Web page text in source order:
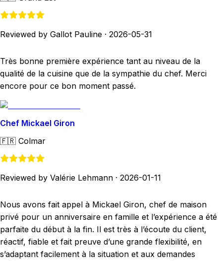
Reviewed by Gallot Pauline · 2026-05-31
Très bonne première expérience tant au niveau de la
qualité de la cuisine que de la sympathie du chef. Merci
encore pour ce bon moment passé.
Chef Mickael Giron
🇫🇷 Colmar
Reviewed by Valérie Lehmann · 2026-01-11
Nous avons fait appel à Mickael Giron, chef de maison
privé pour un anniversaire en famille et l’expérience a été
parfaite du début à la fin. Il est très à l’écoute du client,
réactif, fiable et fait preuve d’une grande flexibilité, en
s’adaptant facilement à la situation et aux demandes